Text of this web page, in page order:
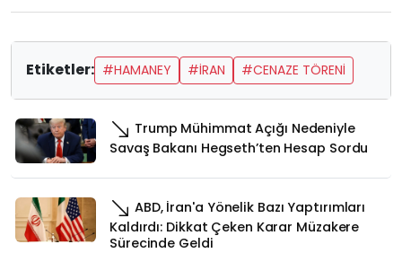
Etiketler: #HAMANEY #İRAN #CENAZE TÖRENİ
Trump Mühimmat Açığı Nedeniyle
Savaş Bakanı Hegseth’ten Hesap Sordu
ABD, İran'a Yönelik Bazı Yaptırımları
Kaldırdı: Dikkat Çeken Karar Müzakere
Sürecinde Geldi